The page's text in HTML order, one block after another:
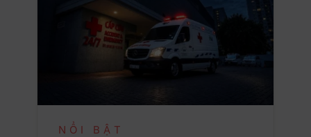
NỔI BẬT